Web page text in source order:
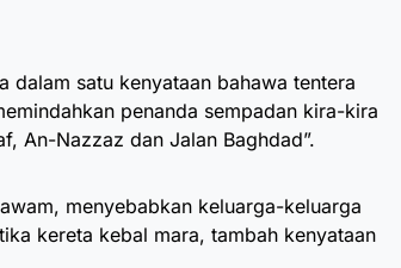
dalam satu kenyataan bahawa tentera
penanda sempadan kira-kira
An-Nazzaz dan Jalan Baghdad”.
menyebabkan keluarga-keluarga
kereta kebal mara, tambah kenyataan